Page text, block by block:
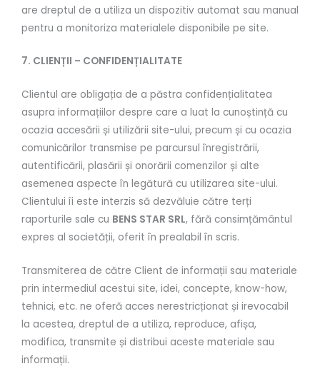
are dreptul de a utiliza un dispozitiv automat sau manual
pentru a monitoriza materialele disponibile pe site.
7. CLIENȚII – CONFIDENȚIALITATE
Clientul are obligația de a păstra confidențialitatea
asupra informațiilor despre care a luat la cunoștință cu
ocazia accesării și utilizării site-ului, precum și cu ocazia
comunicărilor transmise pe parcursul înregistrării,
autentificării, plasării și onorării comenzilor și alte
asemenea aspecte în legătură cu utilizarea site-ului.
Clientului îi este interzis să dezvăluie către terți
raporturile sale cu BENS STAR SRL, fără consimțământul
expres al societății, oferit în prealabil în scris.
Transmiterea de către Client de informații sau materiale
prin intermediul acestui site, idei, concepte, know-how,
tehnici, etc. ne oferă acces nerestricționat și irevocabil
la acestea, dreptul de a utiliza, reproduce, afișa,
modifica, transmite și distribui aceste materiale sau
informații.